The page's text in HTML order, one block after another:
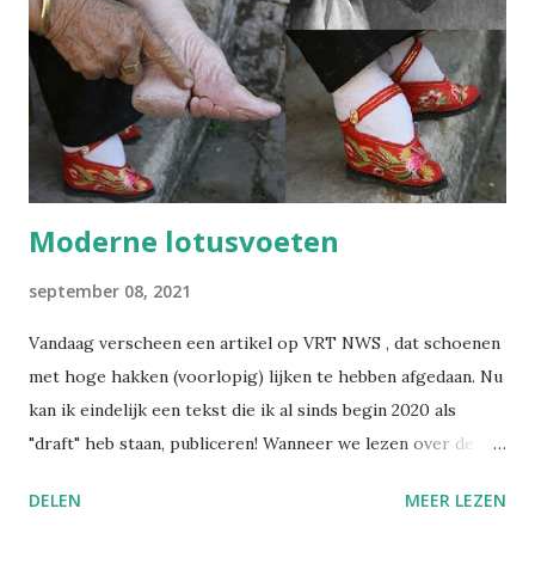
Moderne lotusvoeten
september 08, 2021
Vandaag verscheen een artikel op VRT NWS , dat schoenen
met hoge hakken (voorlopig) lijken te hebben afgedaan. Nu
kan ik eindelijk een tekst die ik al sinds begin 2020 als
"draft" heb staan, publiceren! Wanneer we lezen over de
we van zulke barbaarse martelpraktijken. Hoe heeft een
DELEN MEER LEZEN